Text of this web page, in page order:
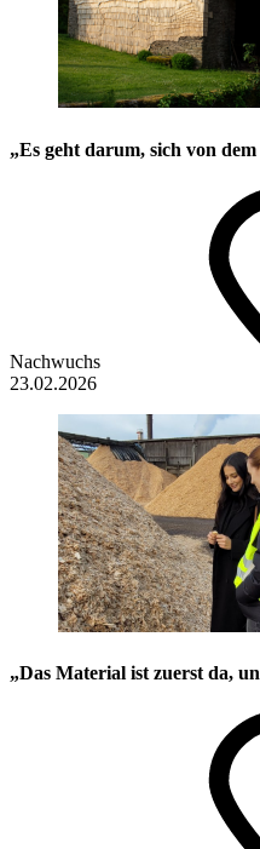
„Es geht darum, sich von
Nachwuchs
23.02.2026
„Das Material ist zuerst da,